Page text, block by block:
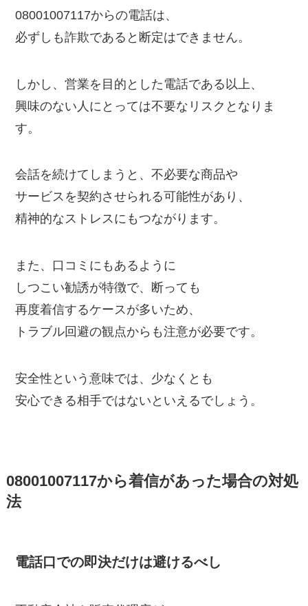
08001007117からの電話は、
必ずしも詐欺であると断定はできません。
しかし、営業を目的とした電話である以上、
興味のない人にとっては不要なリスクとなりま
す。
会話を続けてしまうと、不必要な商品や
サービスを契約させられる可能性があり、
精神的なストレスにもつながります。
また、口コミにもあるように
しつこい勧誘が特徴で、断っても
再度着信するケースが多いため、
トラブル回避の観点からも注意が必要です。
安全性という意味では、少なくとも
安心できる相手ではないといえるでしょう。
08001007117から着信があった場合の対処
法
電話口での即決だけは避けるべし